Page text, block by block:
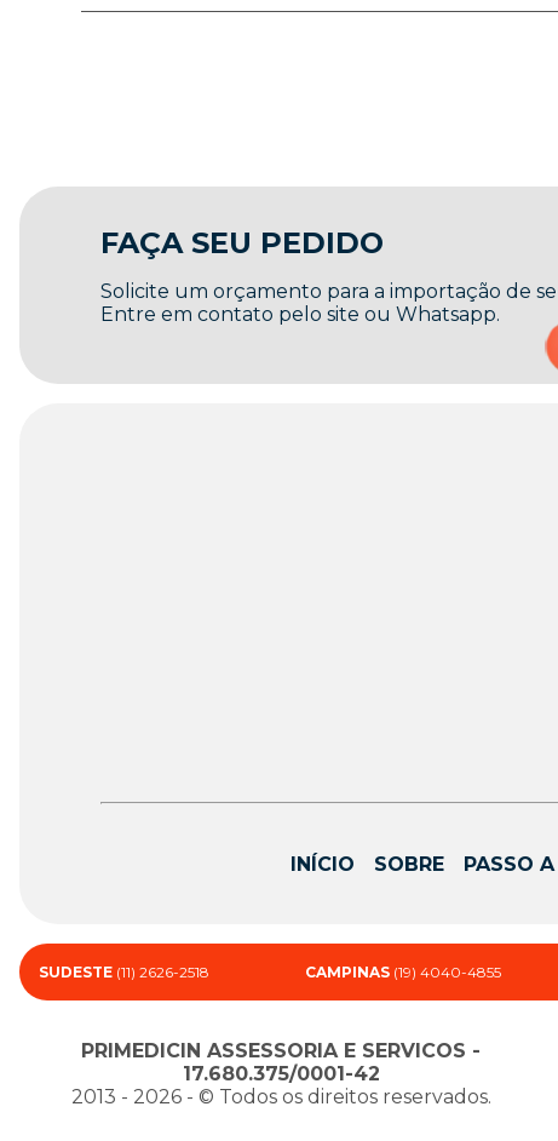
FAÇA SEU PEDIDO
Solicite um orçamento para a importação de
Entre em contato pelo site ou Whatsapp.
INÍCIO SOBRE PASSO
SUDESTE (11) 2626-2518 CAMPINAS (19) 4040-4855
PRIMEDICIN ASSESSORIA E SERVICOS -
17.680.375/0001-42
2013 - 2026 - ©️ Todos os direitos reservados.